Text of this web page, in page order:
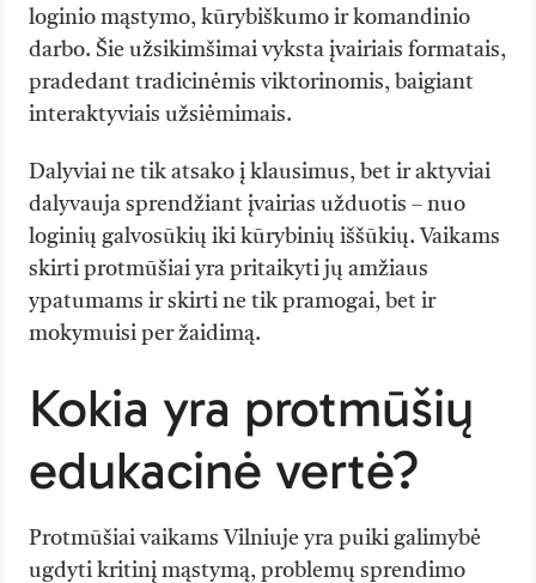
loginio mąstymo, kūrybiškumo ir komandinio
darbo. Šie užsikimšimai vyksta įvairiais formatais,
pradedant tradicinėmis viktorinomis, baigiant
interaktyviais užsiėmimais.
Dalyviai ne tik atsako į klausimus, bet ir aktyviai
dalyvauja sprendžiant įvairias užduotis – nuo
loginių galvosūkių iki kūrybinių iššūkių. Vaikams
skirti protmūšiai yra pritaikyti jų amžiaus
ypatumams ir skirti ne tik pramogai, bet ir
mokymuisi per žaidimą.
Kokia yra protmūšių
edukacinė vertė?
Protmūšiai vaikams Vilniuje yra puiki galimybė
ugdyti kritinį mąstymą, problemų sprendimo